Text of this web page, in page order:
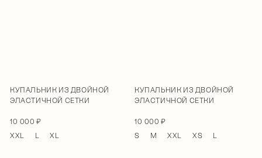
КУПАЛЬНИК ИЗ ДВОЙНОЙ
ЭЛАСТИЧНОЙ СЕТКИ
10 000 ₽
XXL
L XL
КУПАЛЬНИК ИЗ ДВОЙНОЙ
ЭЛАСТИЧНОЙ СЕТКИ
10 000 ₽
S
M XXL XS L